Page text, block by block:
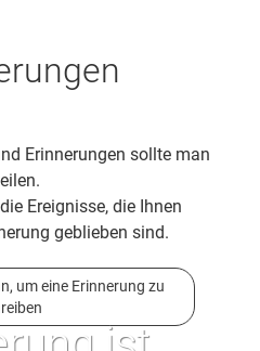
Erinnerungen sollte man
Ereignisse, die Ihnen
geblieben sind.
um eine Erinnerung zu